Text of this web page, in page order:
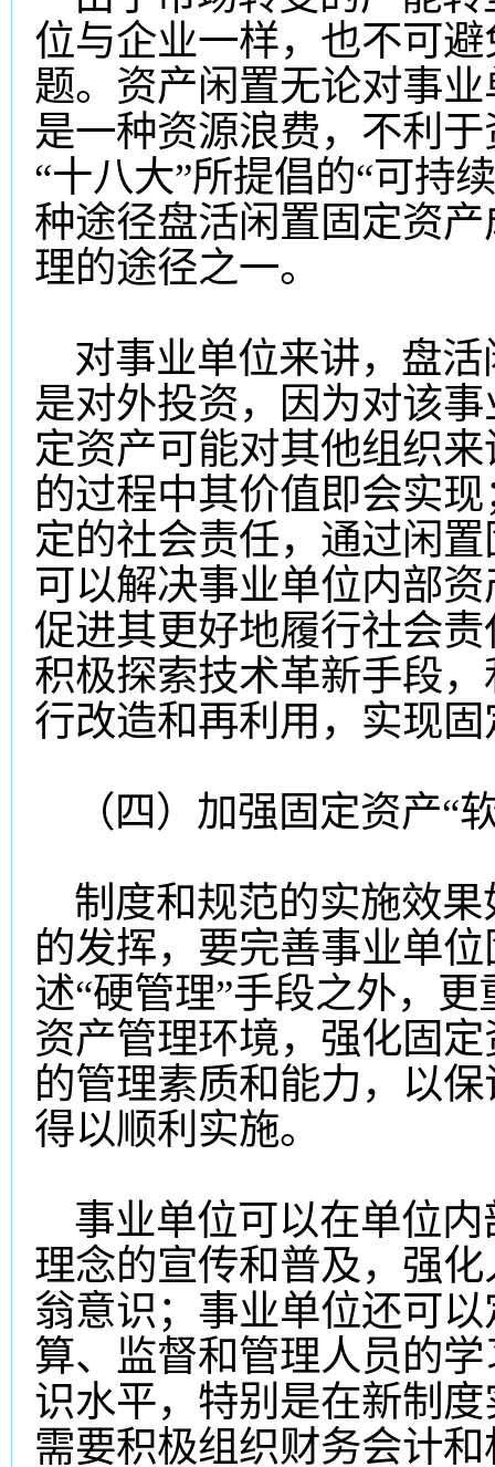
位与企业一样，也不可
题。资产闲置无论对事
是一种资源浪费，不利
“十八大”所提倡的“可持
种途径盘活闲置固定资
理的途径之一。
对事业单位来讲，盘活
是对外投资，因为对该
定资产可能对其他组织
的过程中其价值即会实
定的社会责任，通过闲
可以解决事业单位内部
促进其更好地履行社会
积极探索技术革新手段
行改造和再利用，实现
（四）加强固定资产“
制度和规范的实施效果
的发挥，要完善事业单
述“硬管理”手段之外，
资产管理环境，强化固
的管理素质和能力，以
得以顺利实施。
事业单位可以在单位内
理念的宣传和普及，强
翁意识；事业单位还可
算、监督和管理人员的
识水平，特别是在新制
需要积极组织财务会计